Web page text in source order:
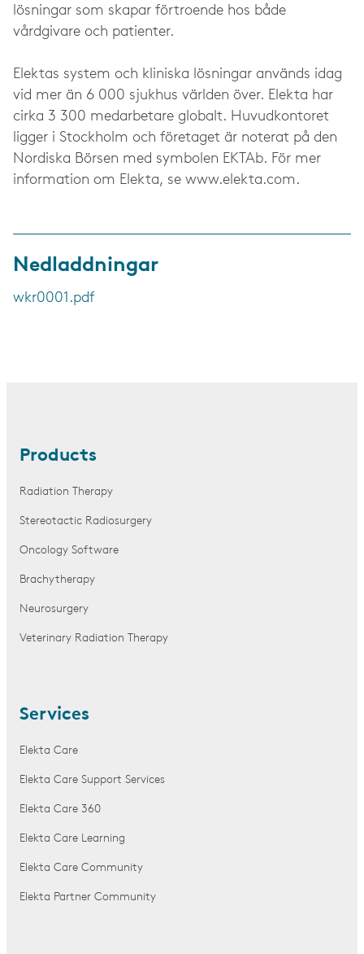
lösningar som skapar förtroende hos både
vårdgivare och patienter.
Elektas system och kliniska lösningar används idag
vid mer än 6 000 sjukhus världen över. Elekta har
cirka 3 300 medarbetare globalt. Huvudkontoret
ligger i Stockholm och företaget är noterat på den
Nordiska Börsen med symbolen EKTAb. För mer
information om Elekta, se www.elekta.com.
Nedladdningar
wkr0001.pdf
Products
Radiation Therapy
Stereotactic Radiosurgery
Oncology Software
Brachytherapy
Neurosurgery
Veterinary Radiation Therapy
Services
Elekta Care
Elekta Care Support Services
Elekta Care 360
Elekta Care Learning
Elekta Care Community
Elekta Partner Community